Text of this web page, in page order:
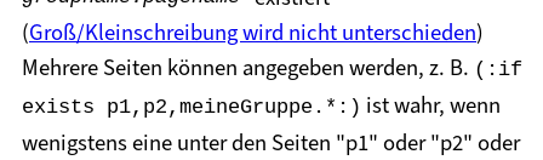
(Groß/Kleinschreibung wird nicht unterschieden)
Mehrere Seiten können angegeben werden, z. B. (:if
exists p1,p2,meineGruppe.*:) ist wahr, wenn
wenigstens eine unter den Seiten "p1" oder "p2" oder